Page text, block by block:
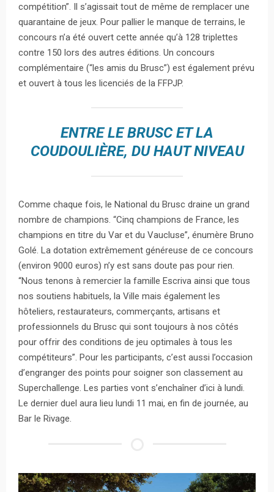
compétition”. Il s’agissait tout de même de remplacer une
quarantaine de jeux. Pour pallier le manque de terrains, le
concours n’a été ouvert cette année qu’à 128 triplettes
contre 150 lors des autres éditions. Un concours
complémentaire (“les amis du Brusc”) est également prévu
et ouvert à tous les licenciés de la FFPJP.
ENTRE LE BRUSC ET LA
COUDOULIÈRE, DU HAUT NIVEAU
Comme chaque fois, le National du Brusc draine un grand
nombre de champions. “Cinq champions de France, les
champions en titre du Var et du Vaucluse”, énumère Bruno
Golé. La dotation extrêmement généreuse de ce concours
(environ 9000 euros) n’y est sans doute pas pour rien.
“Nous tenons à remercier la famille Escriva ainsi que tous
nos soutiens habituels, la Ville mais également les
hôteliers, restaurateurs, commerçants, artisans et
professionnels du Brusc qui sont toujours à nos côtés
pour offrir des conditions de jeu optimales à tous les
compétiteurs”. Pour les participants, c’est aussi l’occasion
d’engranger des points pour soigner son classement au
Superchallenge. Les parties vont s’enchaîner d’ici à lundi.
Le dernier duel aura lieu lundi 11 mai, en fin de journée, au
Bar le Rivage.